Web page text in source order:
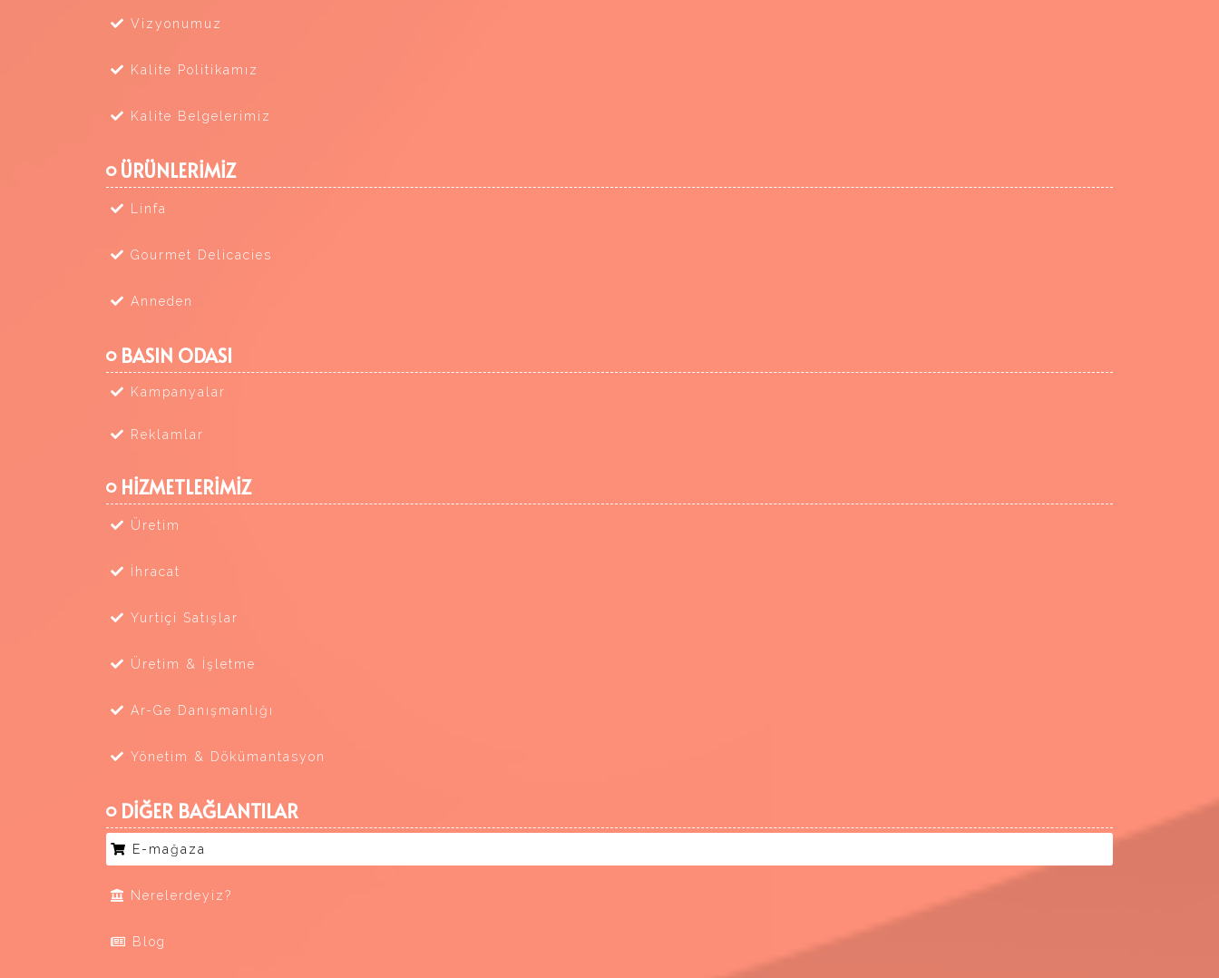
Vizyonumuz
Kalite Politikamız
Kalite Belgelerimiz
ÜRÜNLERİMİZ
Linfa
Gourmet Delicacies
Anneden
BASIN ODASI
Kampanyalar
Reklamlar
HİZMETLERİMİZ
Üretim
İhracat
Yurtiçi Satışlar
Üretim & İşletme
Ar-Ge Danışmanlığı
Yönetim & Dökümantasyon
DİĞER BAĞLANTILAR
E-mağaza
Nerelerdeyiz?
Blog